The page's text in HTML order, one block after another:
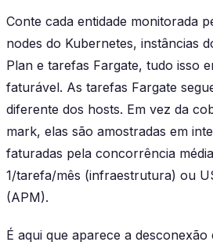
Conte cada entidade monitorada
nodes do Kubernetes, instâncias
Plan e tarefas Fargate, tudo isso
faturável. As tarefas Fargate
diferente dos hosts. Em vez da
mark, elas são amostradas em
faturadas pela concorrência
1/tarefa/mês (infraestrutura) ou
(APM).
É aqui que aparece a desconexão